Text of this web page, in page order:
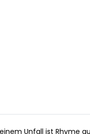
Unfall ist Rhyme